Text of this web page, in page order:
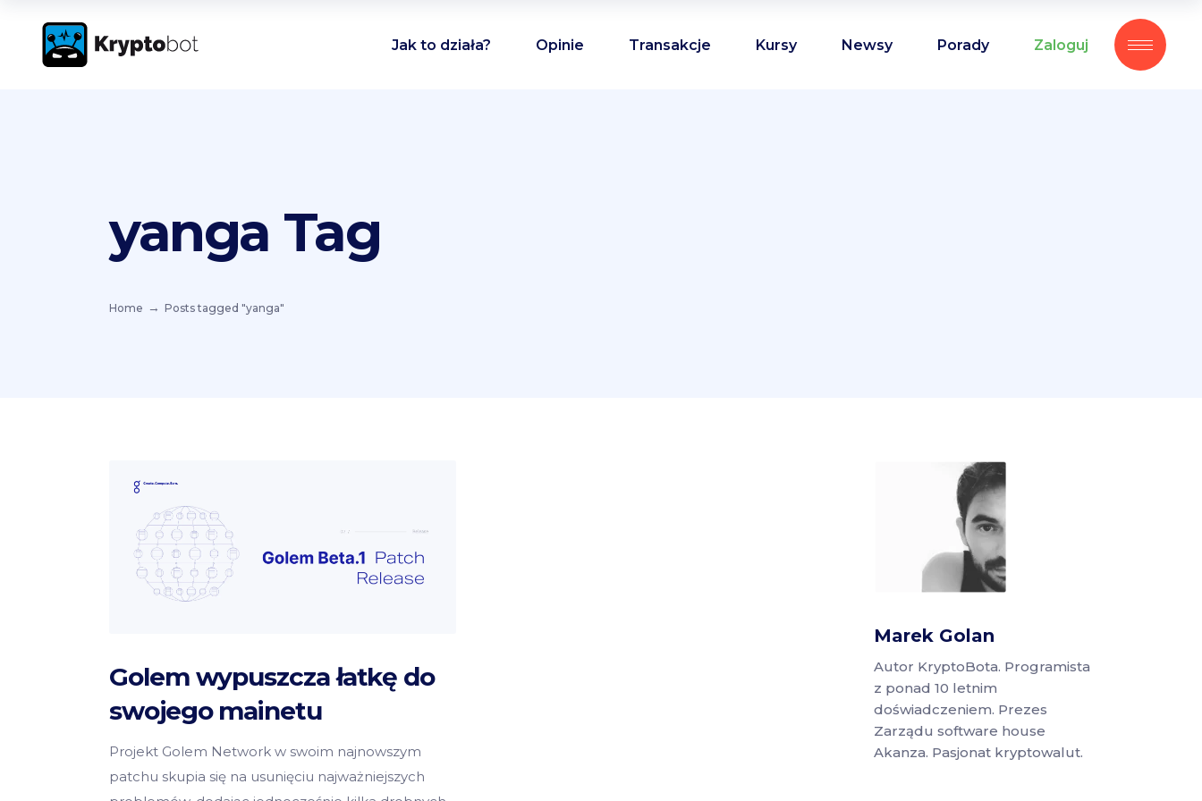
Jak to działa? Opinie Transakcje Kursy Newsy Porady Zaloguj
yanga Tag
Home Posts tagged "yanga"
Golem wypuszcza łatkę do
swojego mainetu
Projekt Golem Network w swoim najnowszym
patchu skupia się na usunięciu najważniejszych
Marek Golan
Autor KryptoBota. Programista
z ponad 10 letnim
doświadczeniem. Prezes
Zarządu software house
Akanza. Pasjonat kryptowalut.